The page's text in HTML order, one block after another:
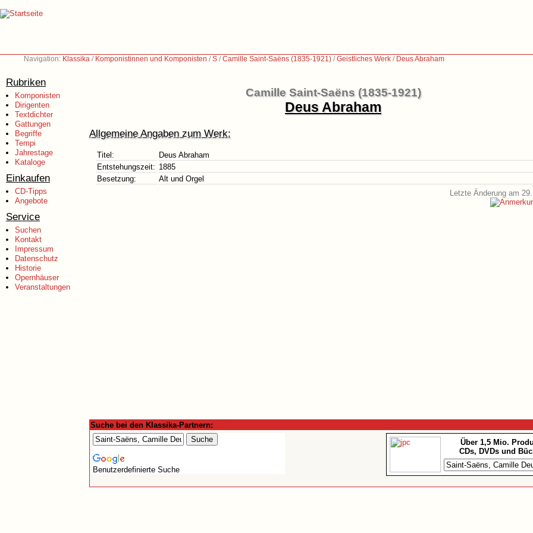
Navigation: Klassika / Komponistinnen und Komponisten /S /Camille Saint-Saëns (1835-1921) /Geistliches Werk / Deus Abraham
Rubriken
Komponisten
Dirigenten
Textdichter
Gattungen
Begriffe
Tempi
Jahrestage
Kataloge
Einkaufen
CD-Tipps
Angebote
Service
Suchen
Kontakt
Impressum
Datenschutz
Historie
Opernhäuser
Veranstaltungen
Camille Saint-Saëns (1835-1921)
Deus Abraham
Allgemeine Angaben zum Werk:
Titel:
Deus Abraham
Entstehungszeit: 1885
Besetzung:
Alt und Orgel
Letzte Änderung am
Suche bei den Klassika-Partnern:
Benutzerdefinierte Suche
Über 1,5 Mio.
CDs, DVDs und